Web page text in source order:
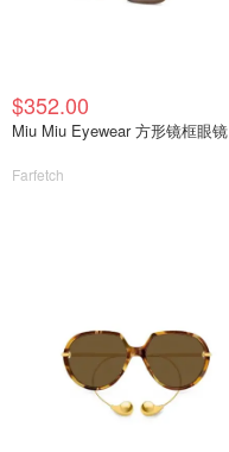
$352.00
Miu Miu Eyewear 方形镜框眼镜
Farfetch